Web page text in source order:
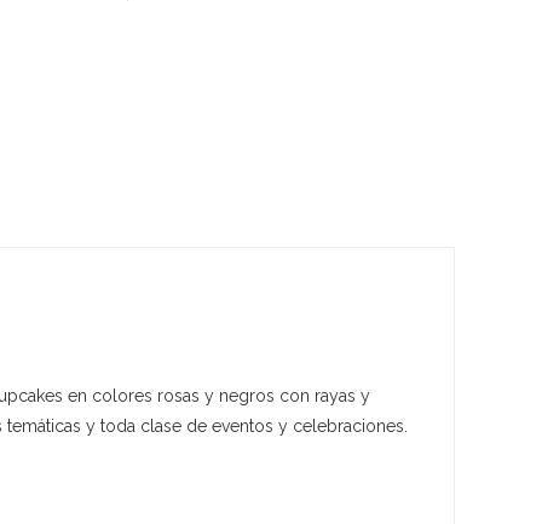
en colores rosas y negros con rayas y
y toda clase de eventos y celebraciones.